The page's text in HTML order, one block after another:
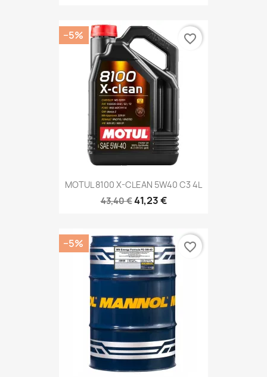
MOTUL 8100 X-CLEAN 5W40 C3 4L
43,40 €41,23 €
−5% favorite_border
−5% favorite_border